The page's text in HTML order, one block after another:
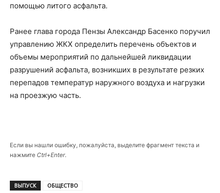
помощью литого асфальта.
Ранее глава города Пензы Александр Басенко поручил
управлению ЖКХ определить перечень объектов и
объемы мероприятий по дальнейшей ликвидации
разрушений асфальта, возникших в результате резких
перепадов температур наружного воздуха и нагрузки
на проезжую часть.
Если вы нашли ошибку, пожалуйста, выделите фрагмент текста и
нажмите Ctrl+Enter.
ВЫПУСК ОБЩЕСТВО